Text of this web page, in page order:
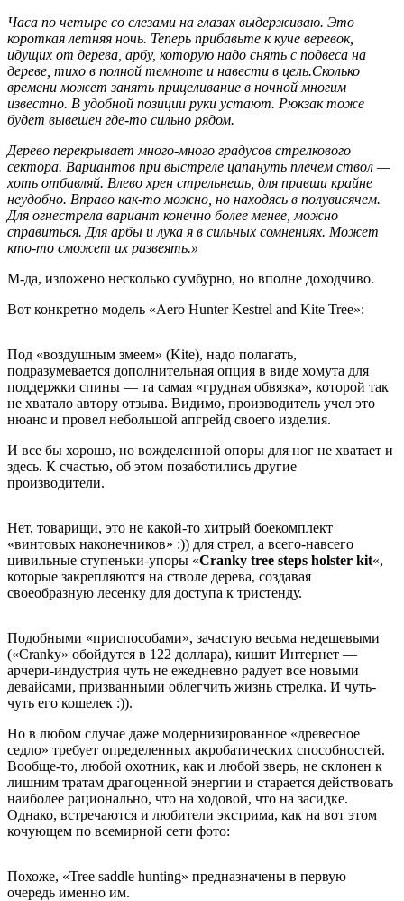
Часа по четыре со слезами на глазах выдерживаю. Это
короткая летняя ночь. Теперь прибавьте к куче веревок,
идущих от дерева, арбу, которую надо снять с подвеса на
дереве, тихо в полной темноте и навести в цель.Сколько
времени может занять прицеливание в ночной многим
известно. В удобной позиции руки устают. Рюкзак тоже
будет вывешен где-то сильно рядом.
Дерево перекрывает много-много градусов стрелкового
сектора. Вариантов при выстреле цапануть плечем ствол —
хоть отбавляй. Влево хрен стрельнешь, для правши крайне
неудобно. Вправо как-то можно, но находясь в полувисячем.
Для огнестрела вариант конечно более менее, можно
справиться. Для арбы и лука я в сильных сомнениях. Может
кто-то сможет их развеять.»
М-да, изложено несколько сумбурно, но вполне доходчиво.
Вот конкретно модель «Aero Hunter Kestrel and Kite Tree»:
Под «воздушным змеем» (Kite), надо полагать,
подразумевается дополнительная опция в виде хомута для
поддержки спины — та самая «грудная обвязка», которой так
не хватало автору отзыва. Видимо, производитель учел это
нюанс и провел небольшой апгрейд своего изделия.
И все бы хорошо, но вожделенной опоры для ног не хватает и
здесь. К счастью, об этом позаботились другие
производители.
Нет, товарищи, это не какой-то хитрый боекомплект
«винтовых наконечников» :)) для стрел, а всего-навсего
цивильные ступеньки-упоры «Cranky tree steps holster kit«,
которые закрепляются на стволе дерева, создавая
своеобразную лесенку для доступа к тристенду.
Подобными «приспособами», зачастую весьма недешевыми
(«Cranky» обойдутся в 122 доллара), кишит Интернет —
арчери-индустрия чуть не ежедневно радует все новыми
девайсами, призванными облегчить жизнь стрелка. И чуть-
чуть его кошелек :)).
Но в любом случае даже модернизированное «древесное
седло» требует определенных акробатических способностей.
Вообще-то, любой охотник, как и любой зверь, не склонен к
лишним тратам драгоценной энергии и старается действовать
наиболее рационально, что на ходовой, что на засидке.
Однако, встречаются и любители экстрима, как на вот этом
кочующем по всемирной сети фото:
Похоже, «Tree saddle hunting» предназначены в первую
очередь именно им.